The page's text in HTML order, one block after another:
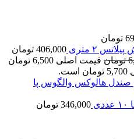
تومان
۲ متری
406,000 تومان
تومان
قیمت اصلی 6,500 تومان
صندل هالوکس والگوس پا
346,000 تومان